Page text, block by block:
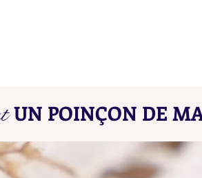
collated list, from
of French "losange"
marks for objects
metals.
Find
A A -
UN POINÇON DE